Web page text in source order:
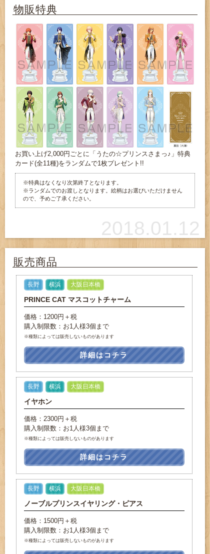
物販特典
2018.01.12
お買い上げ2,000円ごとに「うたの☆プリンスさまっ♪」特典
カード(全11種)をランダムで1枚プレゼント!!
※特典はなくなり次第終了となります。
※ランダムでのお渡しとなります。絵柄はお選びいただけません
ので、予めご了承ください。
販売商品
長野 横浜 大阪日本橋
PRINCE CAT マスコットチャーム
価格：1200円＋税
購入制限数：お1人様3個まで
※種類によっては販売しないものがあります
詳細はコチラ
長野 横浜 大阪日本橋
イヤホン
価格：2300円＋税
購入制限数：お1人様3個まで
※種類によっては販売しないものがあります
詳細はコチラ
長野 横浜 大阪日本橋
ノーブルプリンスイヤリング・ピアス
価格：1500円＋税
購入制限数：お1人様3個まで
※種類によっては販売しないものがあります